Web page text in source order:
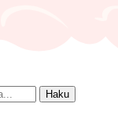
Haku